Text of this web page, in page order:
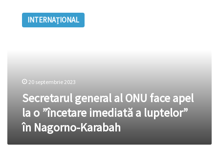
general
”încetare
imediată
luptelor”
Karabah
INTERNAȚIONAL
20 septembrie 2023
Secretarul general al ONU face apel
la o ”încetare imediată a luptelor”
în Nagorno-Karabah